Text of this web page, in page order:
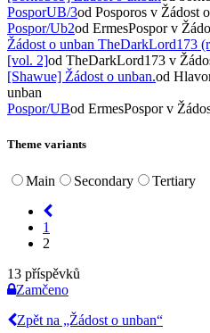
PosporUB/3od Posporos v Žádost
Pospor/Ub2od ErmesPosporv
Žádost o unban TheDarkLord173
[vol. 2]od TheDarkLord173 v
[Shawue] Žádost o unban.od
unban
Pospor/UBod ErmesPosporv
Theme variants
Main Secondary Tertiary
1
2
13 příspěvků
Zamčeno
Zpět na „Žádost o unban“